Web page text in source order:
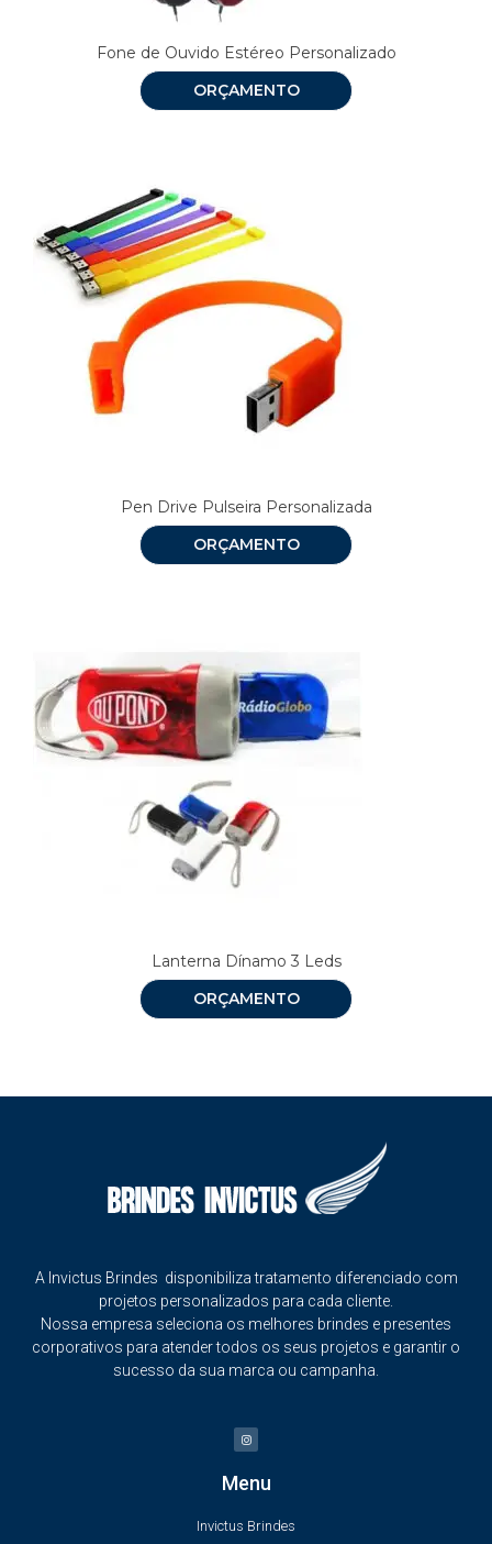
Fone de Ouvido Estéreo Personalizado
ORÇAMENTO
Pen Drive Pulseira Personalizada
ORÇAMENTO
Lanterna Dínamo 3 Leds
ORÇAMENTO
A Invictus Brindes disponibiliza tratamento diferenciado com
projetos personalizados para cada cliente.
Nossa empresa seleciona os melhores brindes e presentes
corporativos para atender todos os seus projetos e garantir o
sucesso da sua marca ou campanha.
Menu
Invictus Brindes